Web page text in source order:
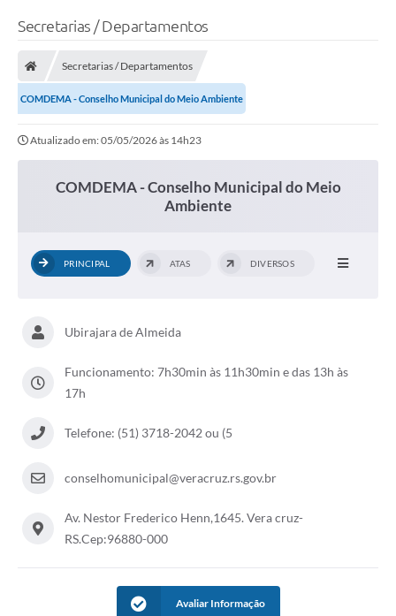
Secretarias / Departamentos
Secretarias / Departamentos
COMDEMA - Conselho Municipal do Meio Ambiente
Atualizado em: 05/05/2026 às 14h23
COMDEMA - Conselho Municipal do Meio
Ambiente
PRINCIPAL ATAS DIVERSOS
Ubirajara de Almeida
Funcionamento: 7h30min às 11h30min e das 13h às
17h
Telefone: (51) 3718-2042 ou (5
conselhomunicipal@veracruz.rs.gov.br
Av. Nestor Frederico Henn,1645. Vera cruz-
RS.Cep:96880-000
Avaliar Informação